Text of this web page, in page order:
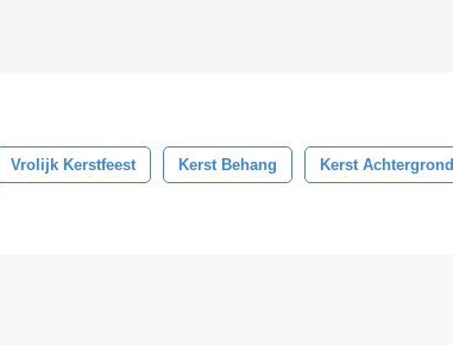
Vrolijk Kerstfeest Kerst Behang Kerst Achtergrond